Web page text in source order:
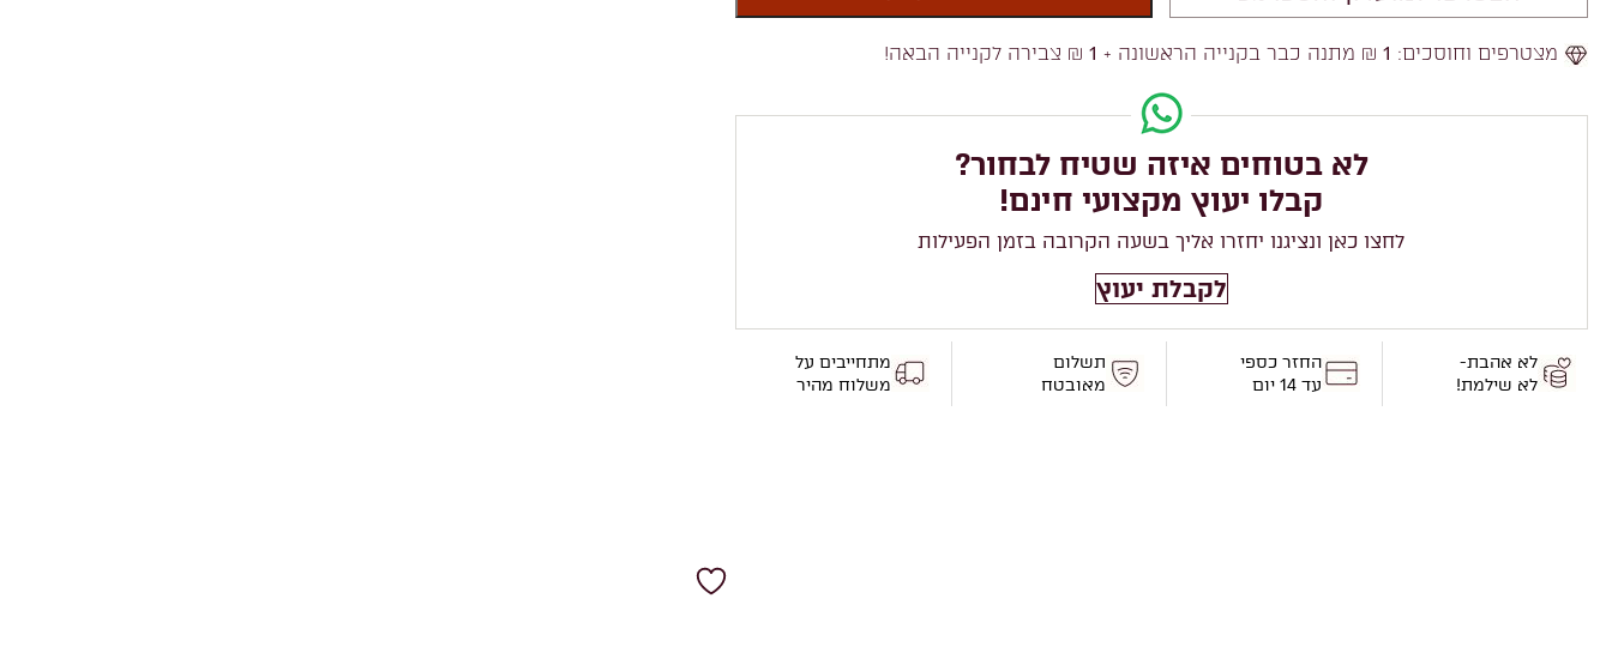
מצטרפים וחוסכים: 1 ₪ מתנה כבר בקנייה הראשונה + 1 ₪ צבירה לקנייה הבאה!
לא בטוחים איזה שטיח לבחור?
קבלו יעוץ מקצועי חינם!
לחצו כאן ונציגנו יחזרו אליך בשעה הקרובה בזמן הפעילות
לקבלת יעוץ
לא אהבת-
לא שילמת!
החזר כספי
עד 14 יום
תשלום
מאובטח
מתחייבים על
משלוח מהיר